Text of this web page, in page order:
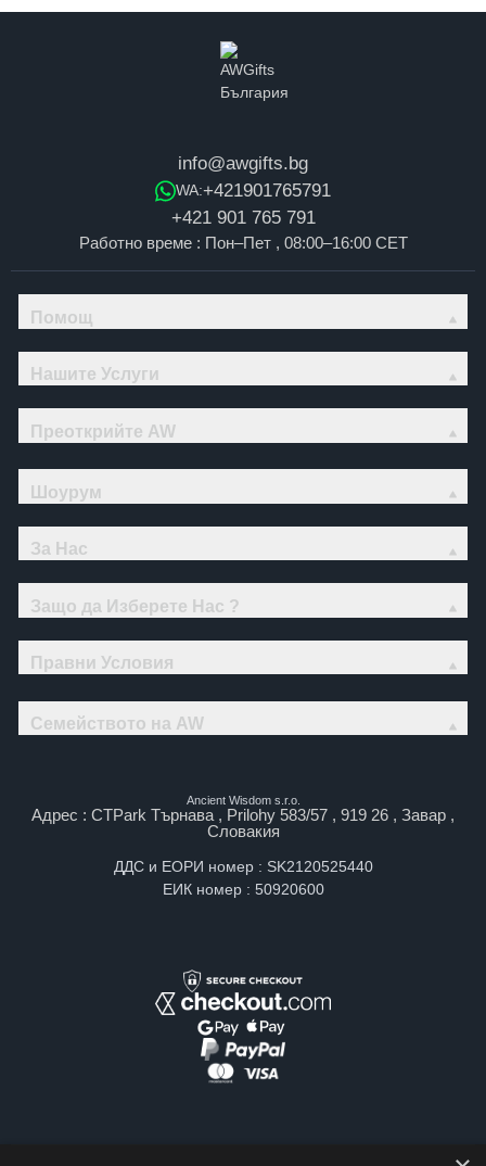
info@awgifts.bg
WA:+421901765791
+421 901 765 791
Работно време : Пон–Пет , 08:00–16:00 CET
Помощ
Нашите Услуги
Преоткрийте AW
Шоурум
За Нас
Защо да Изберете Нас ?
Правни Условия
Семейството на AW
Ancient Wisdom s.r.o.
Адрес : CTPark Търнава , Prilohy 583/57 , 919 26 , Завар ,
Словакия
ДДС и ЕОРИ номер : SK2120525440
ЕИК номер : 50920600